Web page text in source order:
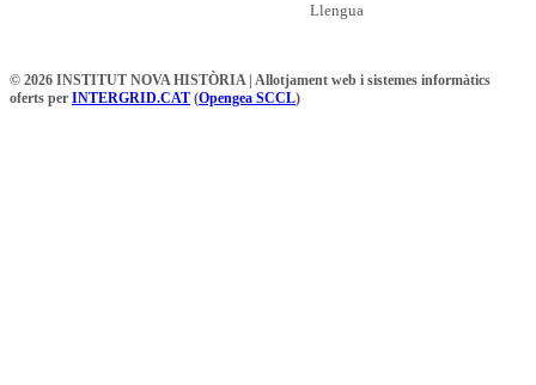
Llengua
© 2026 INSTITUT NOVA HISTÒRIA | Allotjament web i sistemes informàtics
oferts per INTERGRID.CAT (Opengea SCCL)